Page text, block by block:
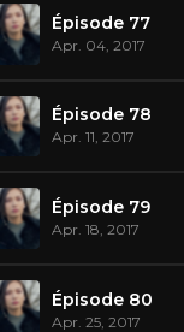
Épisode 77
Apr. 04, 2017
Épisode 78
Apr. 11, 2017
Épisode 79
Apr. 18, 2017
Épisode 80
Apr. 25, 2017